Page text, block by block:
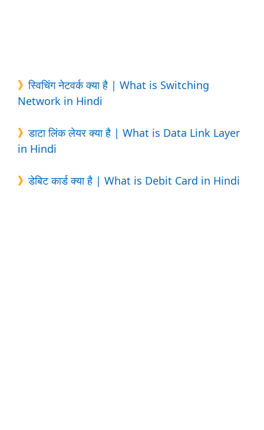
》स्विचिंग नेटवर्क क्या है | What is Switching
Network in Hindi
》डाटा लिंक लेयर क्या है | What is Data Link Layer
in Hindi
》डेबिट कार्ड क्या है | What is Debit Card in Hindi